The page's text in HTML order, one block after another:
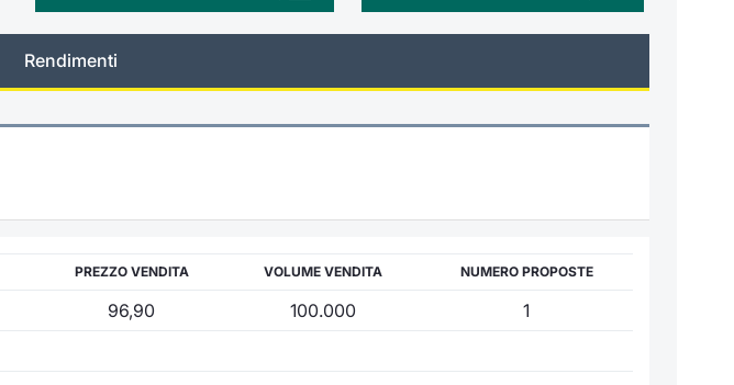
Rendimenti
PREZZO VENDITA VOLUME VENDITA NUMERO PROPOSTE
96,90 100.000
1